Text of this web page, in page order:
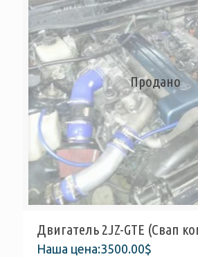
Продано
Двигатель 2JZ-GTE (Свап
Наша цена:3500.00$